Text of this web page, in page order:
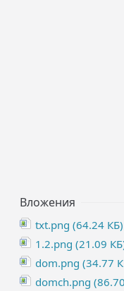
Вложения
txt.png (64.24 КБ)
1.2.png (21.09
dom.png (34.77
domch.png